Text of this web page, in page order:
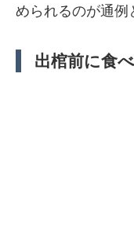
められるのが通例
出棺前に食